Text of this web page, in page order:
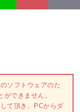
ソフトウェアのた
できません。
て頂き、PCからダ